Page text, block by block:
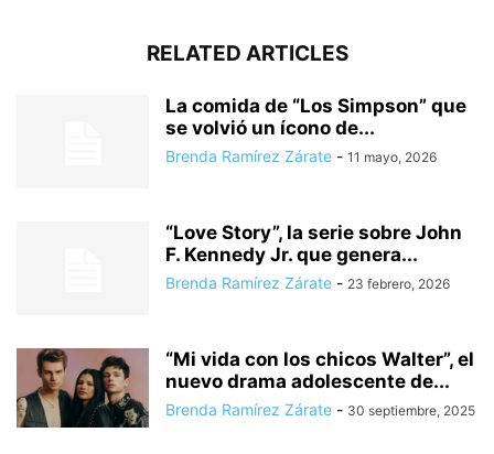
RELATED ARTICLES
La comida de “Los Simpson” que
se volvió un ícono de...
Brenda Ramírez Zárate - 11 mayo, 2026
“Love Story”, la serie sobre John
F. Kennedy Jr. que genera...
Brenda Ramírez Zárate - 23 febrero, 2026
“Mi vida con los chicos Walter”, el
nuevo drama adolescente de...
Brenda Ramírez Zárate - 30 septiembre, 2025